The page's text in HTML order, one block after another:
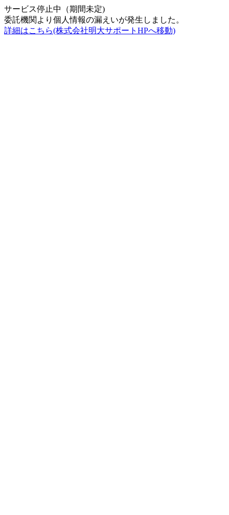
サービス停止中（期間未定)
委託機関より個人情報の漏えいが発生しました。
詳細はこちら(株式会社明大サポートHPへ移動)